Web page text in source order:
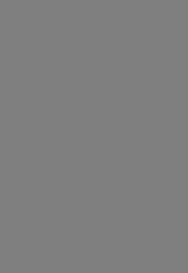
- Tênis Infantil